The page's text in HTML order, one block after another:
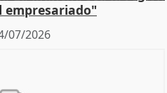
empresariado"
07/2026